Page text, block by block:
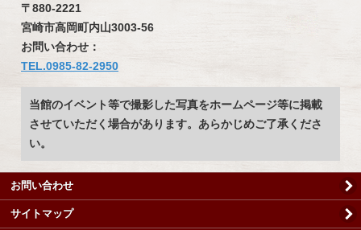
〒880-2221
宮崎市高岡町内山3003-56
お問い合わせ：
TEL.0985-82-2950
当館のイベント等で撮影した写真をホームページ等に掲載
させていただく場合があります。あらかじめご了承くださ
い。
お問い合わせ
サイトマップ